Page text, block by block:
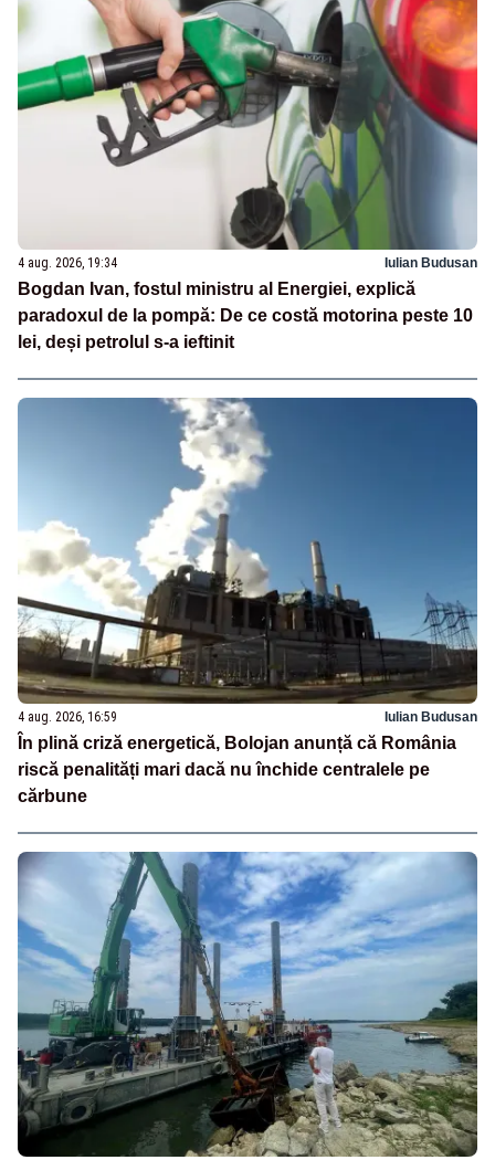
4 aug. 2026, 19:34 Iulian Budusan
Bogdan Ivan, fostul ministru al Energiei, explică
paradoxul de la pompă: De ce costă motorina peste 10
lei, deși petrolul s-a ieftinit
4 aug. 2026, 16:59 Iulian Budusan
În plină criză energetică, Bolojan anunță că România
riscă penalități mari dacă nu închide centralele pe
cărbune